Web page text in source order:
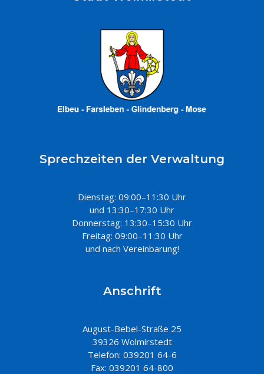
Sprechzeiten der Verwaltung
Dienstag: 09:00–11:30 Uhr
und 13:30–17:30 Uhr
Donnerstag: 13:30–15:30 Uhr
Freitag: 09:00–11:30 Uhr
und nach Vereinbarung!
Anschrift
August-Bebel-Straße 25
39326 Wolmirstedt
Telefon: 039201 64-6
Fax: 039201 64-800